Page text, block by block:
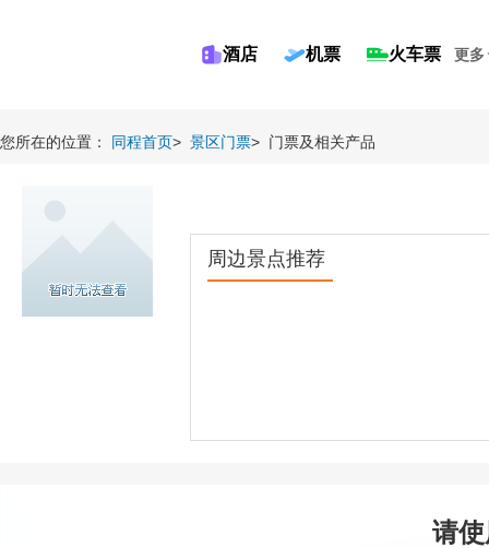
酒店 机票 火车票 更多
您所在的位置： 同程首页> 景区门票> 门票及相关产品
周边景点推荐
请